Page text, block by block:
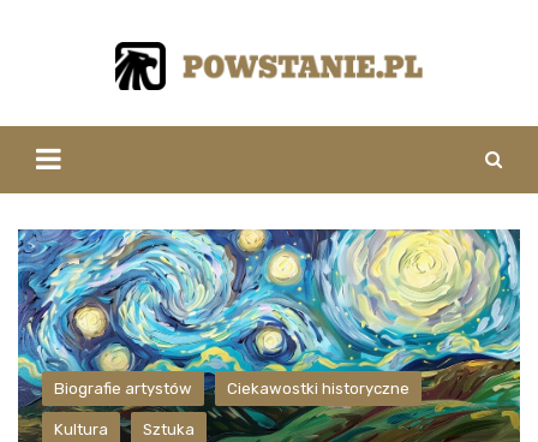
Biografie artystów Ciekawostki historyczne
Kultura Sztuka